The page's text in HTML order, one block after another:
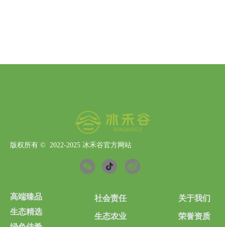
版权所有 ©  2022-2025 冰禾谷官方网站
高端臻品
生态精选
社会责任
生态农业
关于我们
荣誉资质